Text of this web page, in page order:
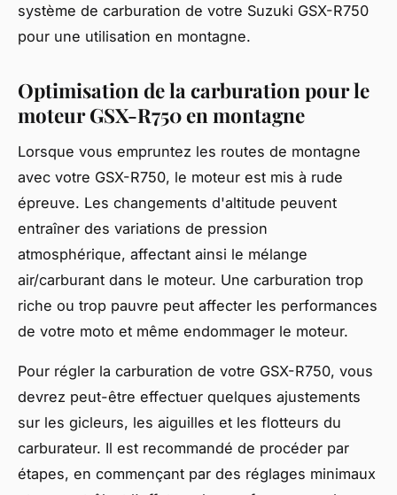
système de carburation de votre Suzuki GSX-R750
pour une utilisation en montagne.
Optimisation de la carburation pour le
moteur GSX-R750 en montagne
Lorsque vous empruntez les routes de montagne
avec votre GSX-R750, le moteur est mis à rude
épreuve. Les changements d'altitude peuvent
entraîner des variations de pression
atmosphérique, affectant ainsi le mélange
air/carburant dans le moteur. Une carburation trop
riche ou trop pauvre peut affecter les performances
de votre moto et même endommager le moteur.
Pour régler la carburation de votre GSX-R750, vous
devrez peut-être effectuer quelques ajustements
sur les gicleurs, les aiguilles et les flotteurs du
carburateur. Il est recommandé de procéder par
étapes, en commençant par des réglages minimaux